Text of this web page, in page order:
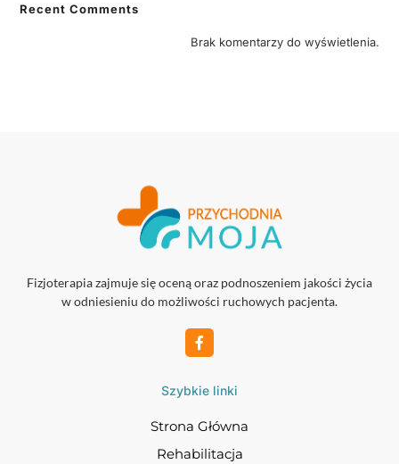
Recent Comments
Brak komentarzy do wyświetlenia.
Fizjoterapia zajmuje się oceną oraz podnoszeniem jakości życia
w odniesieniu do możliwości ruchowych pacjenta.
Szybkie linki
Strona Główna
Rehabilitacja